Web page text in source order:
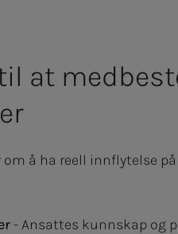
at
å ha reell innflytelse
- Ansattes kunnskap og